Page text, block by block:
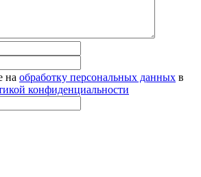
на обработку персональных данных в
конфиденциальности